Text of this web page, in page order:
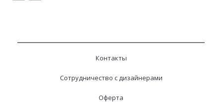
Контакты
Сотрудничество с дизайнерами
Оферта